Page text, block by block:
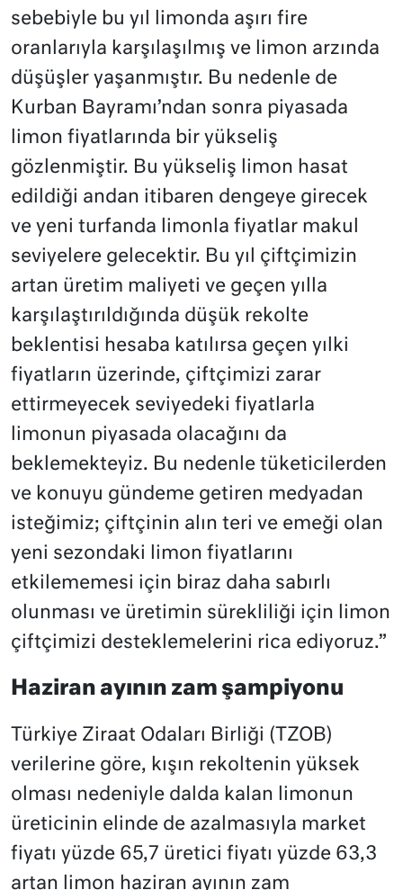
sebebiyle bu yıl limonda aşırı fire
oranlarıyla karşılaşılmış ve limon arzında
düşüşler yaşanmıştır. Bu nedenle de
Kurban Bayramı’ndan sonra piyasada
limon fiyatlarında bir yükseliş
gözlenmiştir. Bu yükseliş limon hasat
edildiği andan itibaren dengeye girecek
ve yeni turfanda limonla fiyatlar makul
seviyelere gelecektir. Bu yıl çiftçimizin
artan üretim maliyeti ve geçen yılla
karşılaştırıldığında düşük rekolte
beklentisi hesaba katılırsa geçen yılki
fiyatların üzerinde, çiftçimizi zarar
ettirmeyecek seviyedeki fiyatlarla
limonun piyasada olacağını da
beklemekteyiz. Bu nedenle tüketicilerden
ve konuyu gündeme getiren medyadan
isteğimiz; çiftçinin alın teri ve emeği olan
yeni sezondaki limon fiyatlarını
etkilememesi için biraz daha sabırlı
olunması ve üretimin sürekliliği için limon
çiftçimizi desteklemelerini rica ediyoruz.”
Haziran ayının zam şampiyonu
Türkiye Ziraat Odaları Birliği (TZOB)
verilerine göre, kışın rekoltenin yüksek
olması nedeniyle dalda kalan limonun
üreticinin elinde de azalmasıyla market
fiyatı yüzde 65,7 üretici fiyatı yüzde 63,3
artan limon haziran ayının zam